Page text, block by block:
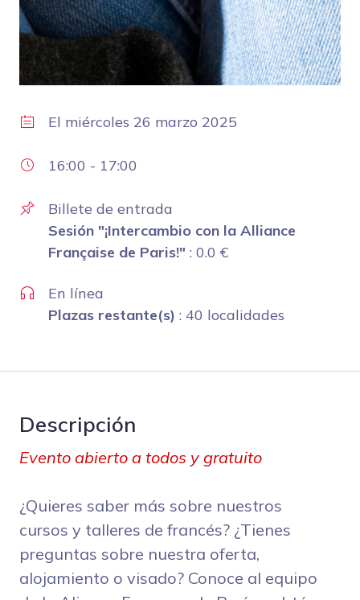
El miércoles 26 marzo 2025
16:00 - 17:00
Billete de entrada
Sesión "¡Intercambio con la Alliance
Française de Paris!" : 0.0 €
En línea
Plazas restante(s) : 40 localidades
Descripción
Evento abierto a todos y gratuito
¿Quieres saber más sobre nuestros
cursos y talleres de francés? ¿Tienes
preguntas sobre nuestra oferta,
alojamiento o visado? Conoce al equipo